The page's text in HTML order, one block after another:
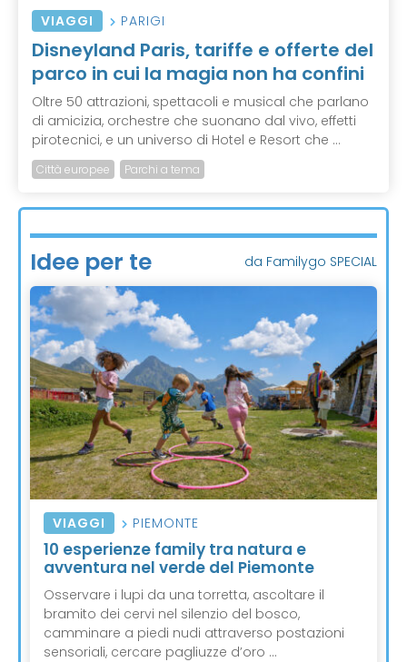
VIAGGI PARIGI
Disneyland Paris, tariffe e offerte del
parco in cui la magia non ha confini
Oltre 50 attrazioni, spettacoli e musical che parlano
di amicizia, orchestre che suonano dal vivo, effetti
pirotecnici, e un universo di Hotel e Resort che ...
Città europee Parchi a tema
Idee per te da Familygo SPECIAL
VIAGGI PIEMONTE
10 esperienze family tra natura e
avventura nel verde del Piemonte
Osservare i lupi da una torretta, ascoltare il
bramito dei cervi nel silenzio del bosco,
camminare a piedi nudi attraverso postazioni
sensoriali, cercare pagliuzze d’oro ...